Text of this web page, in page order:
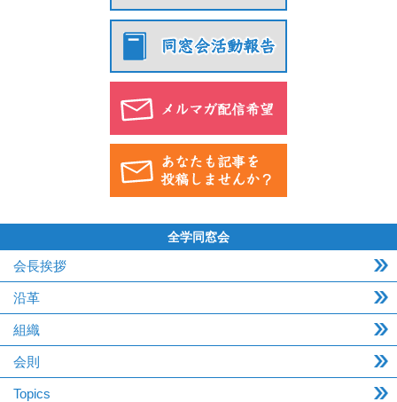
全学同窓会
会長挨拶
沿革
組織
会則
Topics